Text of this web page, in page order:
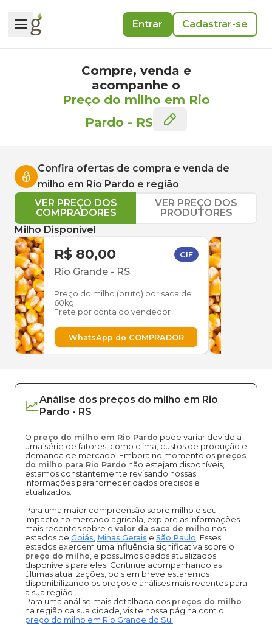
Entrar Cadastrar-se
Compre, venda e
acompanhe o
Preço do milho em Rio
Pardo - RS
Confira ofertas de compra e venda de
milho em Rio Pardo e região
VER PREÇO DOS
COMPRADORES
VER PREÇO DOS
PRODUTORES
Milho Disponível
R$ 80,00 CIF
Rio Grande - RS
Preço do milho (bruto) por saca de
60kg
Frete por conta do vendedor
WhatsApp do COMPRADOR
Análise dos preços do milho em Rio
Pardo - RS
O preço do milho em Rio Pardo pode variar devido a
uma série de fatores, como clima, custos de produção e
demanda de mercado. Embora no momento os preços
do milho para Rio Pardo não estejam disponíveis,
estamos constantemente revisando nossas
informações para fornecer dados precisos e
atualizados.
Para uma maior compreensão sobre milho e seu
impacto no mercado agrícola, explore as informações
mais recentes sobre o valor da saca de milho nos
estados de Goiás, Minas Gerais e São Paulo. Esses
estados exercem uma influência significativa sobre o
preço do milho, e possuímos dados atualizados
disponíveis para eles. Continue acompanhando as
últimas atualizações, pois em breve estaremos
disponibilizando os preços e análises mais recentes para
a sua região.
Para uma análise mais detalhada dos preços do milho
na região da sua cidade, visite nossa página com o
preço do milho em Rio Grande do Sul .